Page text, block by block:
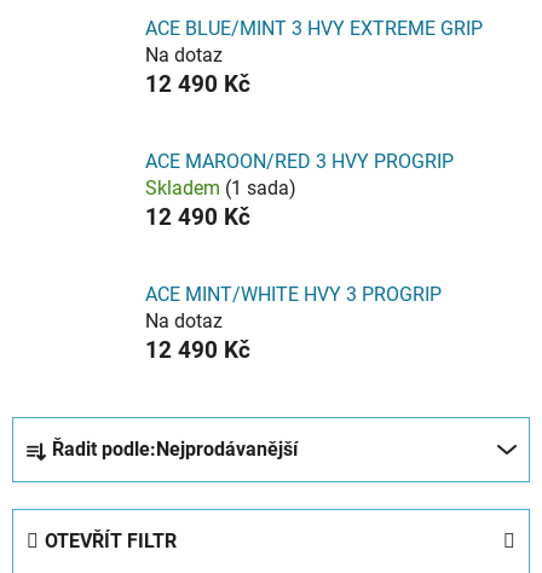
ACE BLUE/MINT 3 HVY EXTREME GRIP
Na dotaz
12 490 Kč
ACE MAROON/RED 3 HVY PROGRIP
Skladem (1 sada)
12 490 Kč
ACE MINT/WHITE HVY 3 PROGRIP
Na dotaz
12 490 Kč
Řadit podle: Nejprodávanější
OTEVŘÍT FILTR